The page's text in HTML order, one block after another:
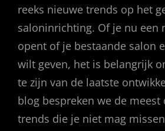
reeks nieuwe trends op het
saloninrichting. Of je nu een
opent of je bestaande salon
wilt geven, het is belangrijk
te zijn van de laatste
blog bespreken we de meest
trends die je niet mag